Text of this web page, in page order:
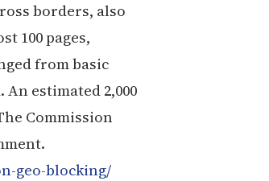
borders, also
100 pages,
from basic
estimated 2,000
Commission
geo-blocking/